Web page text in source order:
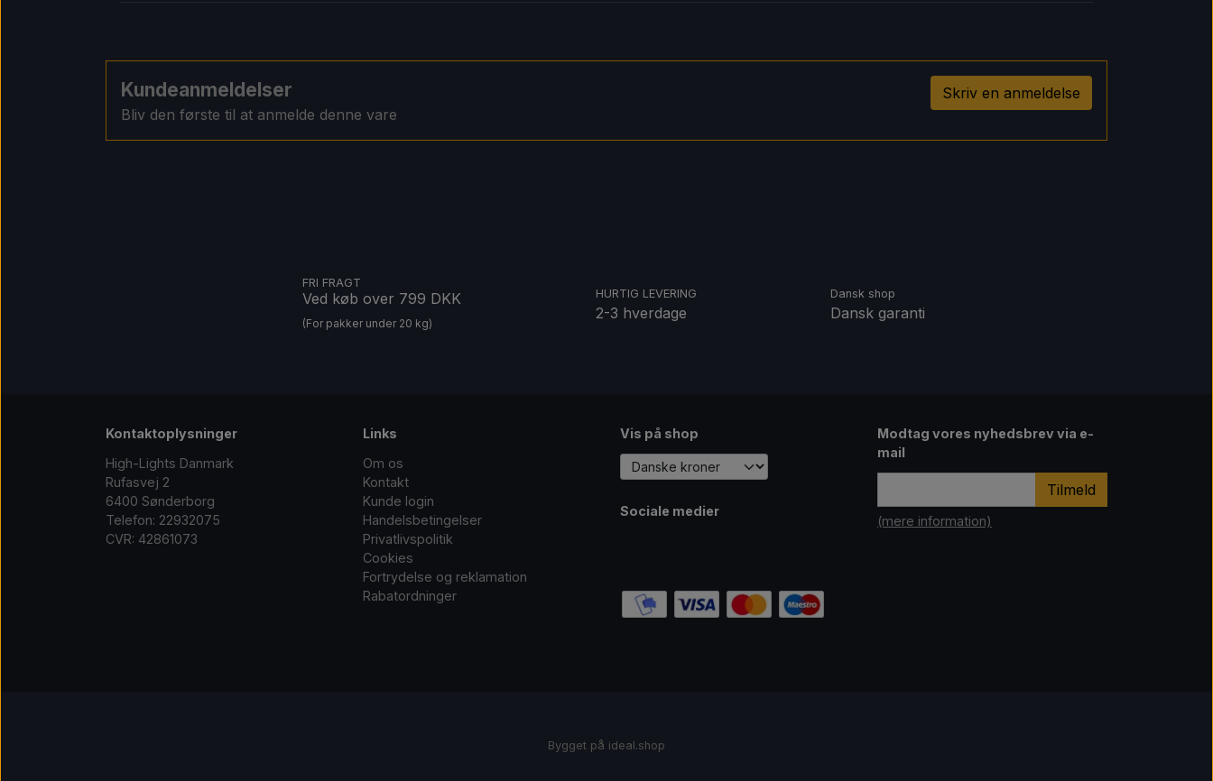
Skriv en anmeldelse
Kundeanmeldelser
Bliv den første til at anmelde denne vare
FRI FRAGT
Ved køb over 799 DKK
(For pakker under 20 kg)
HURTIG LEVERING
2-3 hverdage
Dansk shop
Dansk garanti
Kontaktoplysninger
High-Lights Danmark
Rufasvej 2
6400 Sønderborg
Telefon: 22932075
CVR: 42861073
Links
Om os
Kontakt
Kunde login
Handelsbetingelser
Privatlivspolitik
Cookies
Fortrydelse og reklamation
Rabatordninger
Vis på shop
Sociale medier
Modtag vores nyhedsbrev via e-
mail
Tilmeld
(mere information)
Bygget på ideal.shop